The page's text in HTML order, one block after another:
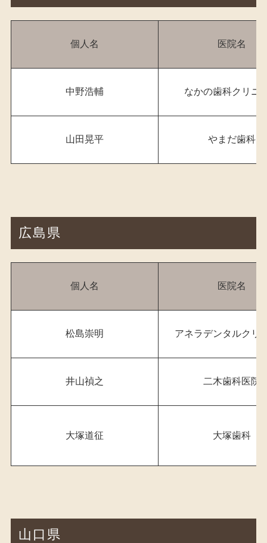
個人名 医院名
中野浩輔 なかの歯科クリニ
山田晃平 やまだ歯科
広島県
個人名 医院名
松島崇明 アネラデンタルクリ
井山禎之 二木歯科医院
大塚道征 大塚歯科
山口県